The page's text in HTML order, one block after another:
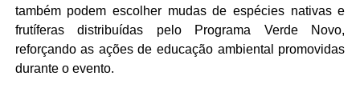
também podem escolher mudas de espécies nativas e
frutíferas distribuídas pelo Programa Verde Novo,
reforçando as ações de educação ambiental promovidas
durante o evento.